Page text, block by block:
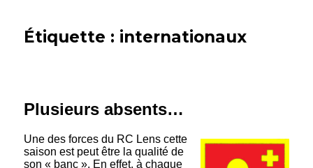
Étiquette : internationaux
Plusieurs absents…
Une des forces du RC Lens cette
saison est peut être la qualité de
son « banc ». En effet, à chaque